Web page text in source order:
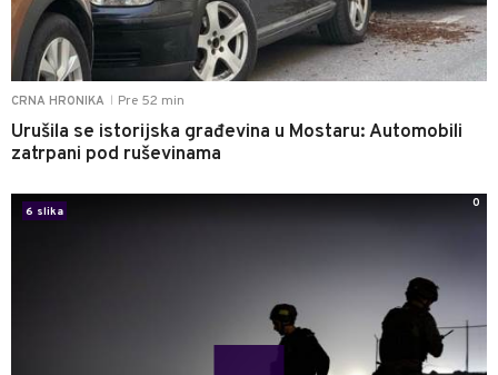
CRNA HRONIKA Pre 52 min
Urušila se istorijska građevina u Mostaru: Automobili
zatrpani pod ruševinama
6 slika
0